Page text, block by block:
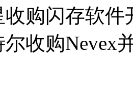
收购闪存软
收购Nevex